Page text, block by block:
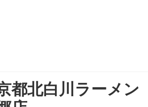
都北白川ラーメン